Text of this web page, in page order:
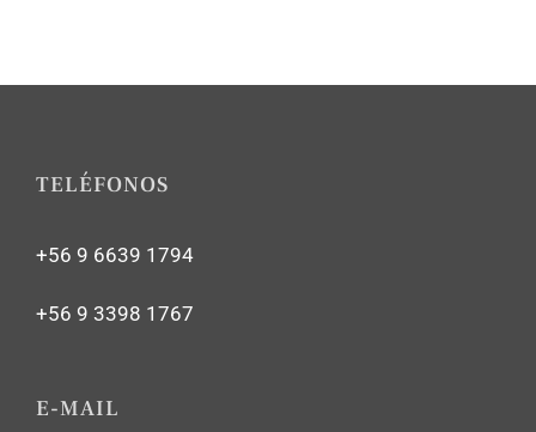
TELÉFONOS
+56 9 6639 1794
+56 9 3398 1767
E-MAIL